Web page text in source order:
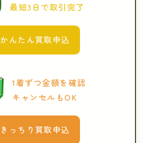
最短3日で取引完了
かんたん買取申込
1着ずつ金額を確認
キャンセルもOK
きっちり買取申込